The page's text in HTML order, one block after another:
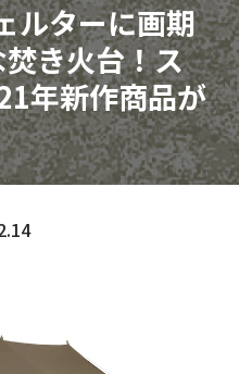
ルターに画期
き火台！ス
年新作商品が